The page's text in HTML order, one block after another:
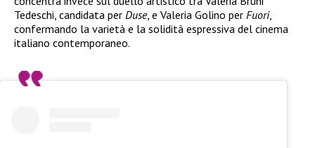
Tedeschi, candidata per Duse, e Valeria Golino per Fuori,
confermando la varietà e la solidità espressiva del cinema
italiano contemporaneo.